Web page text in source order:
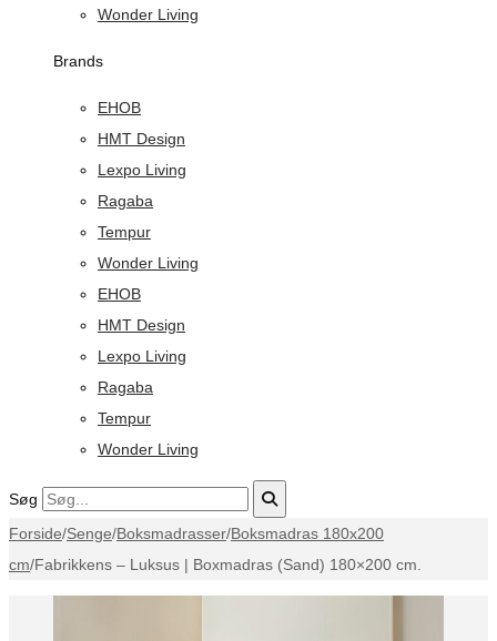
Wonder Living
Brands
EHOB
HMT Design
Lexpo Living
Ragaba
Tempur
Wonder Living
EHOB
HMT Design
Lexpo Living
Ragaba
Tempur
Wonder Living
Søg
Forside/Senge/Boksmadrasser/Boksmadras 180x200
cm/Fabrikkens – Luksus | Boxmadras (Sand) 180×200 cm.